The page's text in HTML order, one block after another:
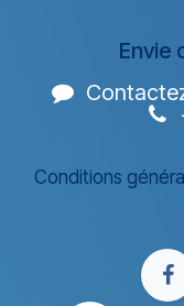
Envie
Conditions